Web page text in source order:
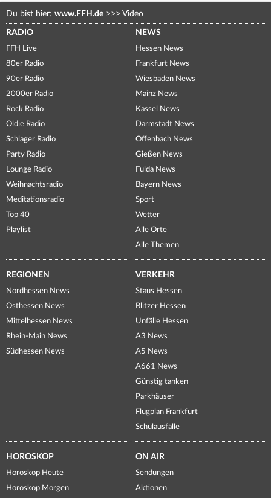
Du bist hier: www.FFH.de >>> Video
RADIO
FFH Live
80er Radio
90er Radio
2000er Radio
Rock Radio
Oldie Radio
Schlager Radio
Party Radio
Lounge Radio
Weihnachtsradio
Meditationsradio
Top 40
Playlist
NEWS
Hessen News
Frankfurt News
Wiesbaden News
Mainz News
Kassel News
Darmstadt News
Offenbach News
Gießen News
Fulda News
Bayern News
Sport
Wetter
Alle Orte
Alle Themen
REGIONEN
Nordhessen News
Osthessen News
Mittelhessen News
Rhein-Main News
Südhessen News
VERKEHR
Staus Hessen
Blitzer Hessen
Unfälle Hessen
A3 News
A5 News
A661 News
Günstig tanken
Parkhäuser
Flugplan Frankfurt
Schulausfälle
HOROSKOP
Horoskop Heute
Horoskop Morgen
ON AIR
Sendungen
Aktionen